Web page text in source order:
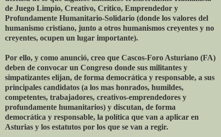
de Juego Limpio, Creativo, Critico, Emprendedor y
Profundamente Humanitario-Solidario (donde los valores del
humanismo cristiano, junto a otros humanismos creyentes y no
creyentes, ocupen un lugar importante).
Por ello, y como anunció, creo que Cascos-Foro Asturiano (FA)
deben de convocar un Congreso donde sus militantes y
simpatizantes elijan, de forma democrática y responsable, a sus
principales candidatos (a los mas honrados, humildes,
competentes, trabajadores, creativos-emprendedores y
profundamente humanitarios) y discutan, de forma
democrática y responsable, la política que van a aplicar en
Asturias y los estatutos por los que se van a regir.